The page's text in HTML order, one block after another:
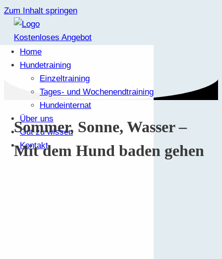
Zum Inhalt springen
Home
Hundetraining
Einzeltraining
Tages- und Wochenendtraining
Hundeinternat
Über uns
Gut zu wissen
Kontakt
Kostenloses Angebot
Sommer, Sonne, Wasser –
Mit dem Hund baden gehen